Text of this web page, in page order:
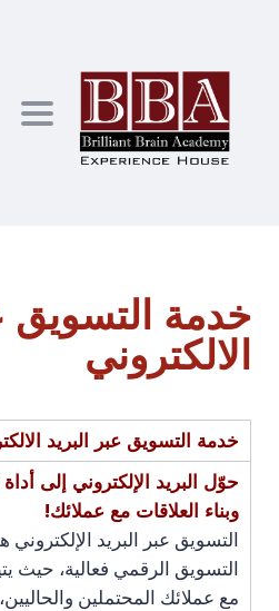
خدمة التسويق
الالكتروني
خدمة التسويق عبر البريد
حوّل البريد الإلكتروني إلى
وبناء العلاقات مع عملائك!
التسويق عبر البريد
التسويق الرقمي فعالية، حيث
مع عملائك المحتملين